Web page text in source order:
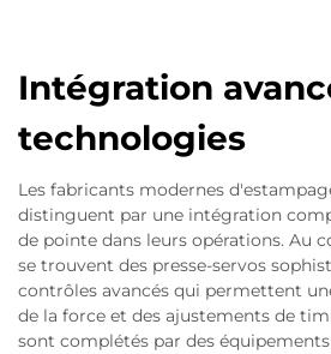
Intégration
technologies
Les fabricants modernes
distinguent par une intégration
de pointe dans leurs opérations. Au
se trouvent des presse-servos
contrôles avancés qui permettent
de la force et des ajustements de
sont complétés par des